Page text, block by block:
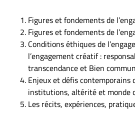
Figures et fondements de
Figures et fondements de
Conditions éthiques de
l’engagement créatif :
transcendance et Bien
Enjeux et défis contemporains
institutions, altérité et monde
Les récits, expériences,